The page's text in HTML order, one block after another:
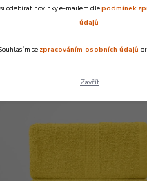
50x90 cm
odebírat novinky e-mailem dlepodmínek
údajů.
se zpracováním osobních údajů
Zavřít